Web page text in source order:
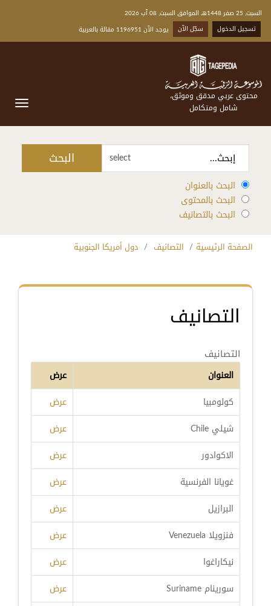
السبت, 25 صفر 1448هـ الموافق السبت, 08 آب 2026
تسجيل الدخول
سجّل الآن يوجد الآن 1196951 مقالة بالعربية
محتوى عربي مدقق وموثق،
شامل ومتكامل
select البحث
البحث بالعنوان
البحث بالمحتوى
البحث بالتصانيف
الصفحة الرئيسية التصانيف دول أمريكا الجنوبية
التصانيف
التصانيف
العنوان
عرض
كولومبيا
عرض
شيلي Chile
عرض
الاكوادور
عرض
غويانا الفرنسية
عرض
البرازيل
عرض
فنزويلا Venezuela
عرض
نيكاراغوا
عرض
سورينام Suriname
عرض